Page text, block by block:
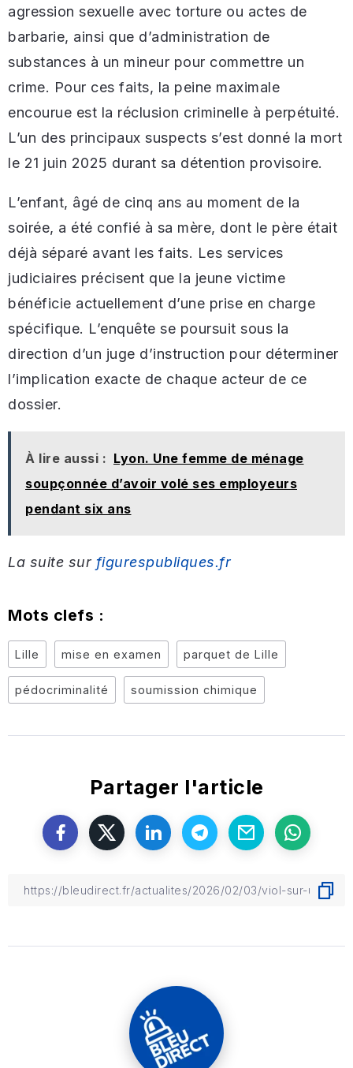
agression sexuelle avec torture ou actes de
barbarie, ainsi que d’administration de
substances à un mineur pour commettre un
crime. Pour ces faits, la peine maximale
encourue est la réclusion criminelle à perpétuité.
L’un des principaux suspects s’est donné la mort
le 21 juin 2025 durant sa détention provisoire.
L’enfant, âgé de cinq ans au moment de la
soirée, a été confié à sa mère, dont le père était
déjà séparé avant les faits. Les services
judiciaires précisent que la jeune victime
bénéficie actuellement d’une prise en charge
spécifique. L’enquête se poursuit sous la
direction d’un juge d’instruction pour déterminer
l’implication exacte de chaque acteur de ce
dossier.
À lire aussi : Lyon. Une femme de ménage
soupçonnée d’avoir volé ses employeurs
pendant six ans
La suite sur figurespubliques.fr
Mots clefs :
Lille mise en examen parquet de Lille
pédocriminalité soumission chimique
Partager l'article